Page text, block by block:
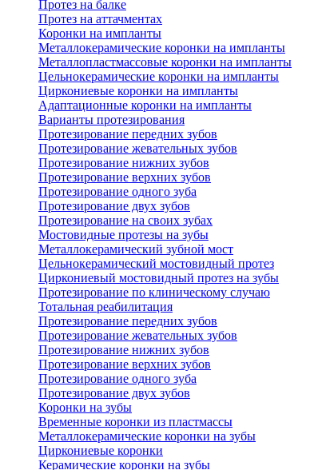
Протез на балке
Протез на аттачментах
Коронки на импланты
Металлокерамические коронки на импланты
Металлопластмассовые коронки на импланты
Цельнокерамические коронки на импланты
Циркониевые коронки на импланты
Адаптационные коронки на импланты
Варианты протезирования
Протезирование передних зубов
Протезирование жевательных зубов
Протезирование нижних зубов
Протезирование верхних зубов
Протезирование одного зуба
Протезирование двух зубов
Протезирование на своих зубах
Мостовидные протезы на зубы
Металлокерамический зубной мост
Цельнокерамический мостовидный протез
Циркониевый мостовидный протез на зубы
Протезирование по клиническому случаю
Тотальная реабилитация
Протезирование передних зубов
Протезирование жевательных зубов
Протезирование нижних зубов
Протезирование верхних зубов
Протезирование одного зуба
Протезирование двух зубов
Коронки на зубы
Временные коронки из пластмассы
Металлокерамические коронки на зубы
Циркониевые коронки
Керамические коронки на зубы